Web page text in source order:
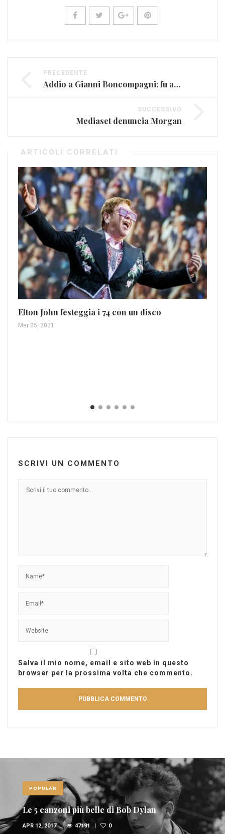
PRECEDENTE
Addio a Gianni Boncompagni: fu autore, regista, speaker e talent scout
SUCCESSIVO
Mediaset denuncia Morgan
ARTICOLI CORRELATI
Elton John festeggia i 74 con un disco
Mar 25, 2021
SCRIVI UN COMMENTO
Salva il mio nome, email e sito web in questo
browser per la prossima volta che commento.
POPULAR
Le 5 canzoni più belle di Bob Dylan
APR 12, 2017 47191 0